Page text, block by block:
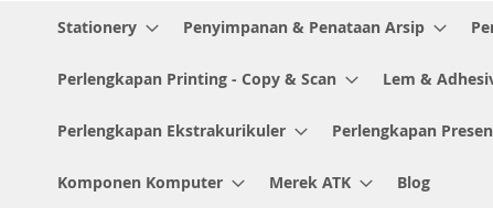
Stationery Penyimpanan & Penataan Arsip
Perlengkapan Printing - Copy & Scan Lem &
Perlengkapan Ekstrakurikuler Perlengkapan
Komponen Komputer Merek ATK Blog